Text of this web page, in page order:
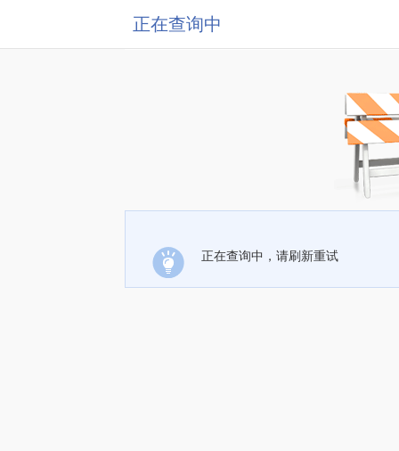
正在查询中
正在查询中，请刷新重试